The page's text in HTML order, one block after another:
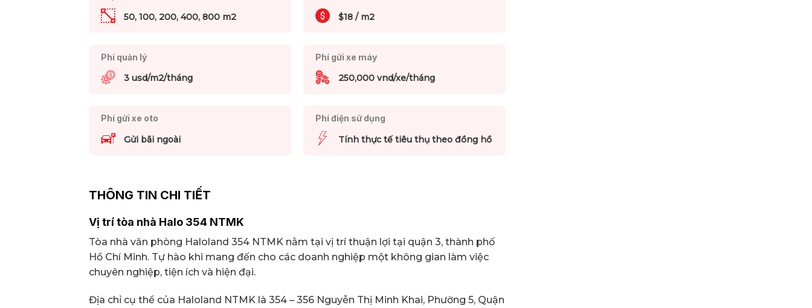
50, 100, 200, 400, 800 m2 $18 / m2
Phí quản lý
3 usd/m2/tháng
Phí gửi xe máy
250,000 vnd/xe/tháng
Phí gửi xe oto
Gửi bãi ngoài
Phí điện sử dụng
Tính thực tế tiêu thụ theo đồng hồ
THÔNG TIN CHI TIẾT
Vị trí tòa nhà Halo 354 NTMK
Tòa nhà văn phòng Haloland 354 NTMK nằm tại vị trí thuận lợi tại quận 3, thành phố
Hồ Chí Minh. Tự hào khi mang đến cho các doanh nghiệp một không gian làm việc
chuyên nghiệp, tiện ích và hiện đại.
Địa chỉ cụ thể của Haloland NTMK là 354 – 356 Nguyễn Thị Minh Khai, Phường 5, Quận